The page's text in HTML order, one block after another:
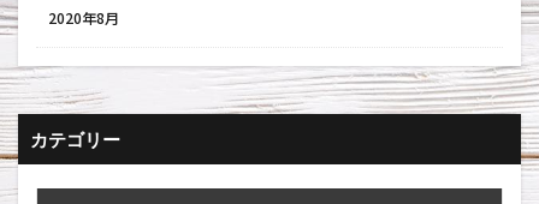
2020年8月
カテゴリー